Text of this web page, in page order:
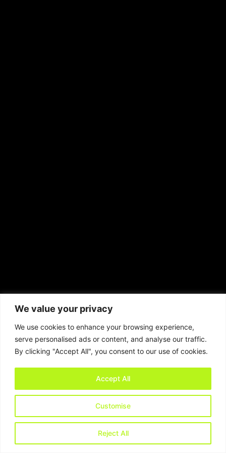
We value your privacy
We use cookies to enhance your browsing experience,
serve personalised ads or content, and analyse our traffic.
By clicking "Accept All", you consent to our use of cookies.
Customise
Reject All
Accept All